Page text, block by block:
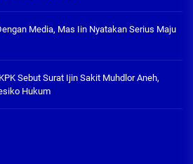
Media, Mas Iin Nyatakan Serius Maju
KPK Sebut Surat Ijin Sakit Muhdlor Aneh,
Hukum